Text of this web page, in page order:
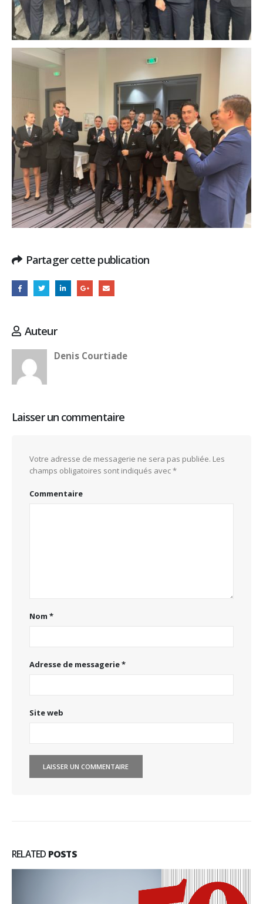
Partager cette publication
Auteur
Denis Courtiade
Laisser un commentaire
Votre adresse de messagerie ne sera pas publiée. Les
champs obligatoires sont indiqués avec*
Commentaire
Nom *
Adresse de messagerie*
Site web
RELATED POSTS